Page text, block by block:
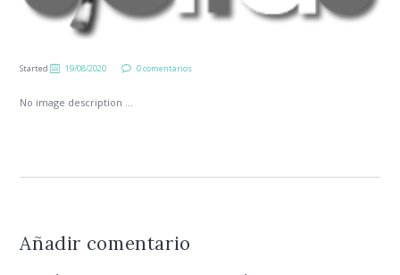
Started 19/08/2020 0 comentarios
No image description ...
Añadir comentario